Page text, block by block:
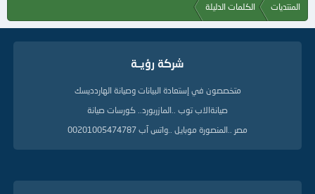
المنتديات الكلمات الدليلة
شركة رؤيــة
متخصصون في إستعادة البيانات وصيانة الهاردديسك
صيانةالاب توب ..المازربورد.. كورسات صيانة
مصر ..المنصورة موبايل ..واتس آب 00201005474787